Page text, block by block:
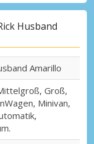
Husband
Amarillo
Groß,
Minivan,